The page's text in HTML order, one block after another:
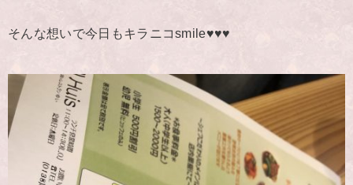
そんな想いで今日もキラニコsmile♥️♥️♥️